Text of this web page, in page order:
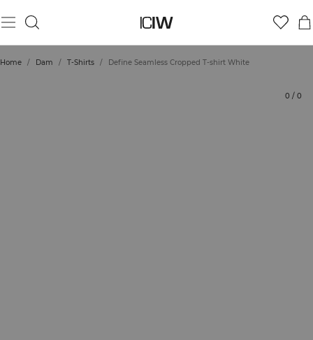
Home / Dam / T-Shirts / Define Seamless Cropped T-shirt White
0 / 0